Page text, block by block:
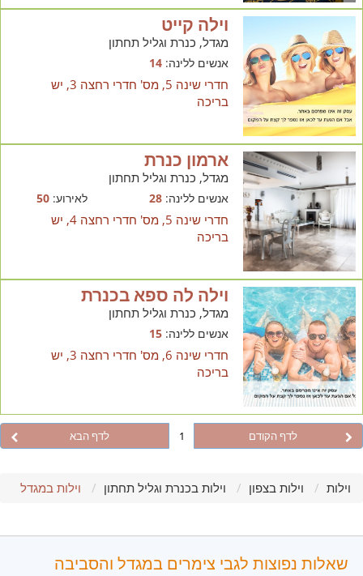
וילה קייט
מגדל, כנרת וגליל תחתון
אנשים ללינה:14
חדרי שינה 5, מס' חדרי רחצה 3, יש
בריכה
ארמון כנרת
מגדל, כנרת וגליל תחתון
אנשים ללינה:28 לאירוע:50
חדרי שינה 5, מס' חדרי רחצה 4, יש
בריכה
וילה לה ספא בכנרת
מגדל, כנרת וגליל תחתון
אנשים ללינה:15
חדרי שינה 6, מס' חדרי רחצה 3, יש
בריכה
לדף הקודם 1 לדף הבא
וילות וילות בצפון וילות בכנרת וגליל תחתון וילות במגדל
שאלות נפוצות לגבי צימרים במגדל והסביבה